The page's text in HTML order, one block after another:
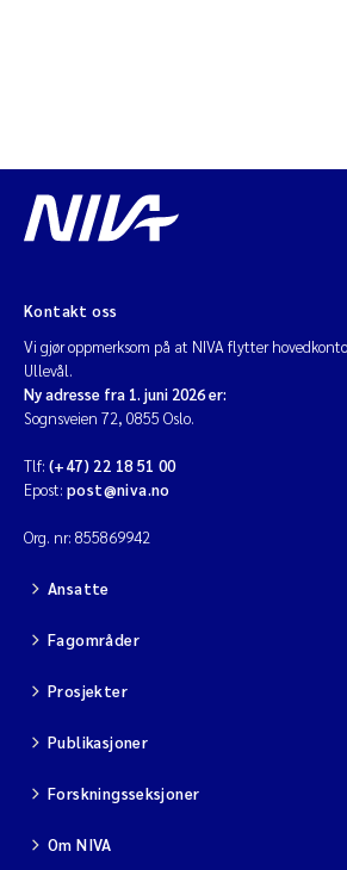
Kontakt oss
Vi gjør oppmerksom på at NIVA flytter
Ullevål.
Ny adresse fra 1. juni 2026 er:
Sognsveien 72, 0855 Oslo.
Tlf: (+47) 22 18 51 00
Epost: post@niva.no
Org. nr: 855869942
Ansatte
Fagområder
Prosjekter
Publikasjoner
Forskningsseksjoner
Om NIVA